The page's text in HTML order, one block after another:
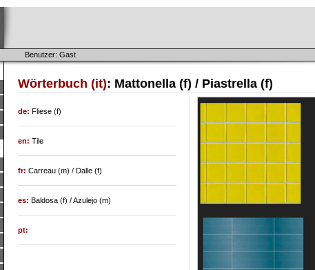
Benutzer: Gast
Wörterbuch (it): Mattonella (f) / Piastrella (f)
de: Fliese (f)
en: Tile
fr: Carreau (m) / Dalle (f)
es: Baldosa (f) / Azulejo (m)
pt: